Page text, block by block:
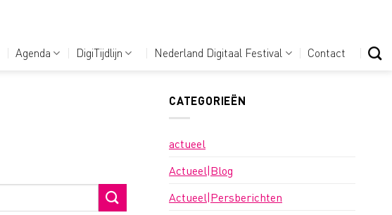
Agenda DigiTijdlijn Nederland Digitaal Festival Contact
CATEGORIEËN
actueel
Actueel|Blog
Actueel|Persberichten